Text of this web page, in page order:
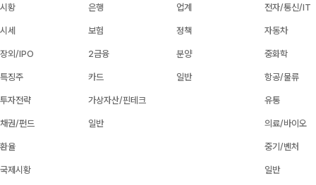
시황
시세
장외/IPO
특징주
투자전략
채권/펀드
환율
국제시황
은행
보험
2금융
카드
가상자산/핀테크
일반
업계
정책
분양
일반
전자/통신/IT
자동차
중화학
항공/물류
유통
의료/바이오
중기/벤처
일반